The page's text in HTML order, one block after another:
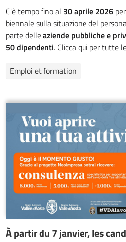
C'è tempo fino al 30 aprile 2026
biennale sulla situazione del
parte delleaziende pubbliche e
50 dipendenti. Clicca qui per tutte
Emploi et formation
À partir du 7 janvier, les